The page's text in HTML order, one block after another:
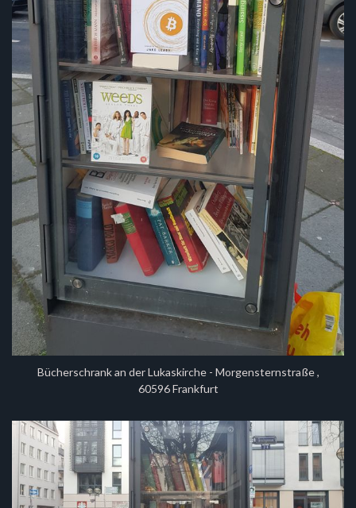
Bücherschrank an der Lukaskirche - Morgensternstraße ,
60596 Frankfurt